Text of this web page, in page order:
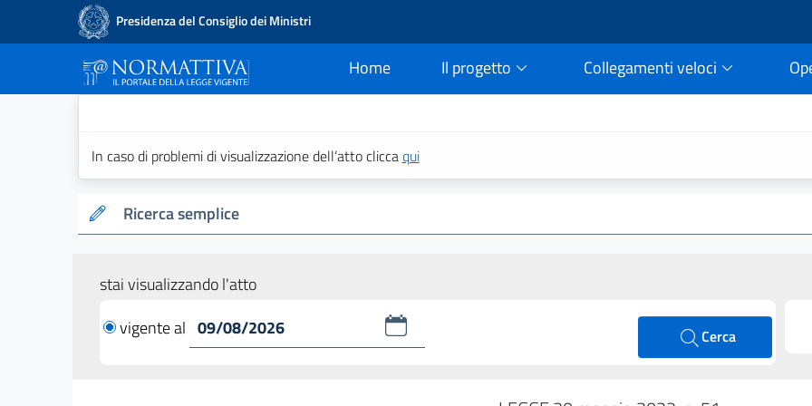
Presidenza del Consiglio dei Ministri
Home
current Il progetto Collegamenti veloci
In caso di problemi di visualizzazione dell’atto cliccaqui
Ricerca semplice
stai visualizzando l'atto
vigente al
Cerca